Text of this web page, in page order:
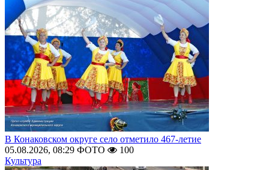
В Конаковском округе село отметило 467-летие
05.08.2026, 08:29 ФОТО
100
Культура